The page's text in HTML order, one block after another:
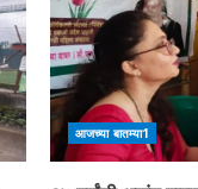
आजच्या बातम्या1